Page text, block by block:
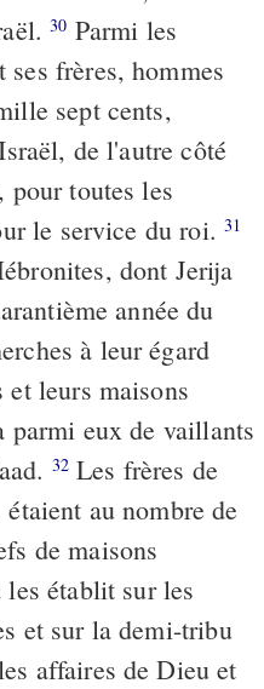
30 Parmi les
frères, hommes
sept cents,
de l'autre côté
toutes les
le service du roi.31
dont Jerija
année du
à leur égard
et leurs maisons
parmi eux de vaillants
32Les frères de
au nombre de
de maisons
établit sur les
et sur la demi-tribu
affaires de Dieu et